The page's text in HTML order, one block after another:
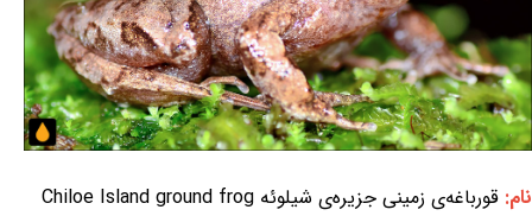
نام: قورباغه‌ی زمینی جزیره‌ی شیلوئه Chiloe Island ground frog